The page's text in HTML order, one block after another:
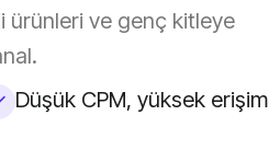
ürünleri ve genç kitleye
Düşük CPM, yüksek erişim